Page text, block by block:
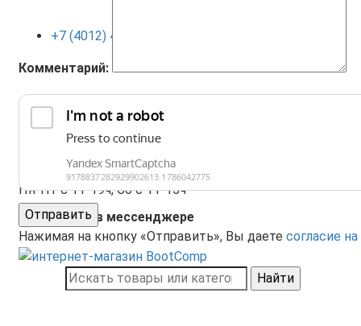
+7 (4012) 400-823
+7 (4012) 410-120
Пн-Пт с 11-19ч, Сб с 11-15ч
Поддержка в мессенджере
Комментарий:
Отправить
Нажимая на кнопку «Отправить», Вы даете согласие
Найти